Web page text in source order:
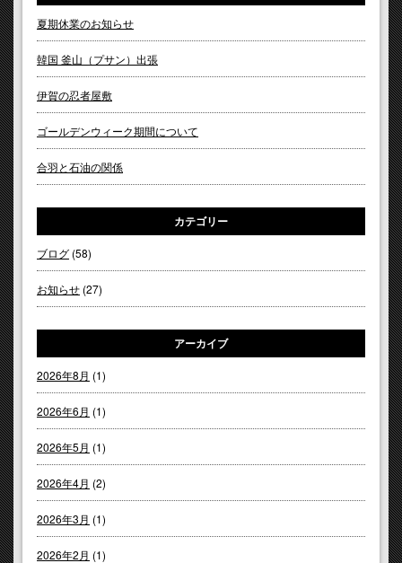
夏期休業のお知らせ
韓国 釜山（プサン）出張
伊賀の忍者屋敷
ゴールデンウィーク期間について
合羽と石油の関係
カテゴリー
ブログ (58)
お知らせ (27)
アーカイブ
2026年8月 (1)
2026年6月 (1)
2026年5月 (1)
2026年4月 (2)
2026年3月 (1)
2026年2月 (1)